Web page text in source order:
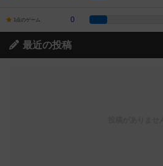
1点のゲーム 0
最近の投稿